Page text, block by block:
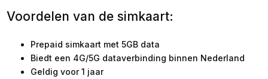
Voordelen van de simkaart:
Prepaid simkaart met 5GB data
Biedt een 4G/5G dataverbinding binnen Nederland
Geldig voor 1 jaar